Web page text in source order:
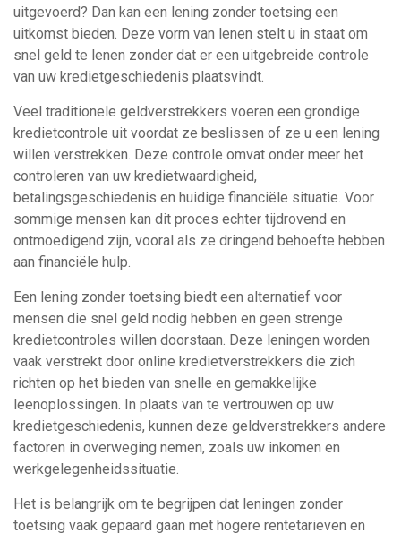
uitgevoerd? Dan kan een lening zonder toetsing een
uitkomst bieden. Deze vorm van lenen stelt u in staat om
snel geld te lenen zonder dat er een uitgebreide controle
van uw kredietgeschiedenis plaatsvindt.
Veel traditionele geldverstrekkers voeren een grondige
kredietcontrole uit voordat ze beslissen of ze u een lening
willen verstrekken. Deze controle omvat onder meer het
controleren van uw kredietwaardigheid,
betalingsgeschiedenis en huidige financiële situatie. Voor
sommige mensen kan dit proces echter tijdrovend en
ontmoedigend zijn, vooral als ze dringend behoefte hebben
aan financiële hulp.
Een lening zonder toetsing biedt een alternatief voor
mensen die snel geld nodig hebben en geen strenge
kredietcontroles willen doorstaan. Deze leningen worden
vaak verstrekt door online kredietverstrekkers die zich
richten op het bieden van snelle en gemakkelijke
leenoplossingen. In plaats van te vertrouwen op uw
kredietgeschiedenis, kunnen deze geldverstrekkers andere
factoren in overweging nemen, zoals uw inkomen en
werkgelegenheidssituatie.
Het is belangrijk om te begrijpen dat leningen zonder
toetsing vaak gepaard gaan met hogere rentetarieven en